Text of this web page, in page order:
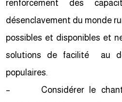
renforcement des
désenclavement du monde
possibles et disponibles et
solutions de facilité au
populaires.
– Considérer le